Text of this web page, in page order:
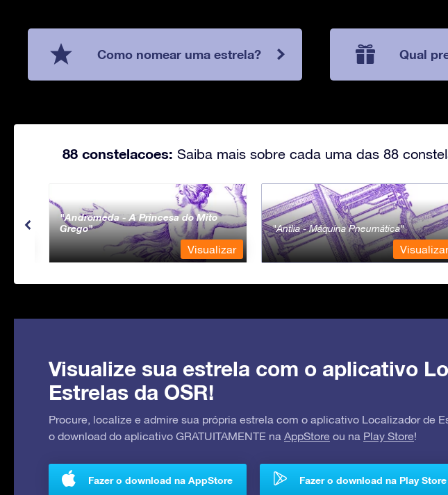
Como nomear uma estrela? Qual
88 constelacoes: Saiba mais sobre cada uma das 88
Andromeda - A Princesa do Mito
Grego
Visualizar
Antlia - Máquina Pneumática
Visualizar
Visualize sua estrela com o aplicativo
Estrelas da OSR!
Procure, localize e admire sua própria estrela com o aplicativo Localizador de
o download do aplicativo GRATUITAMENTE na AppStore ou na Play Store!
Fazer o download na AppStore Fazer o download na Play Store